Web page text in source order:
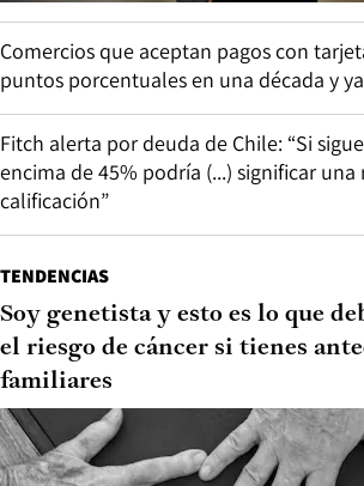
Comercios que aceptan pagos con
puntos porcentuales en una década y
Fitch alerta por deuda de Chile: “Si
encima de 45% podría (...) significar una
calificación”
TENDENCIAS
Soy genetista y esto es lo que
el riesgo de cáncer si tienes
familiares